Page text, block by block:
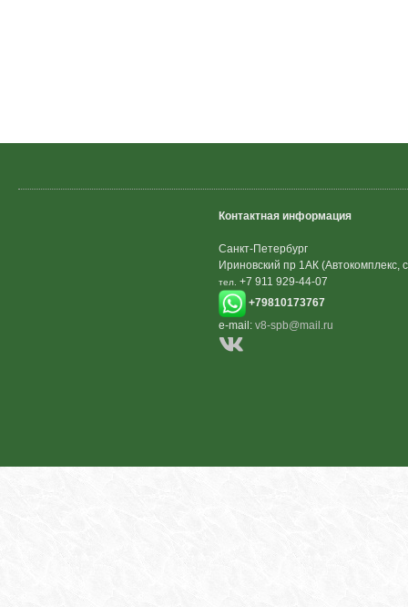
Контактная информация
Санкт-Петербург
Ириновский пр 1АК (Автокомплекс,
тел. +7 911 929-44-07
+79810173767
e-mail: v8-spb@mail.ru